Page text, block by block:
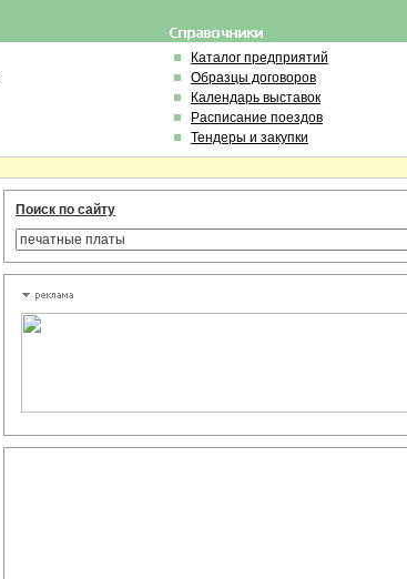
Каталог предприятий
Образцы договоров
Календарь выставок
Расписание поездов
Тендеры и закупки
Поиск по сайту